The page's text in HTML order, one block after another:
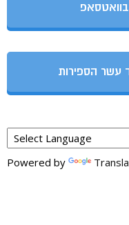
עשר הספירות
Powered by